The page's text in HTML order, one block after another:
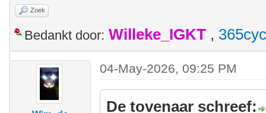
Zoek
Bedankt door: Willeke_IGKT ,
04-May-2026, 09:25 PM
De tovenaar schreef: